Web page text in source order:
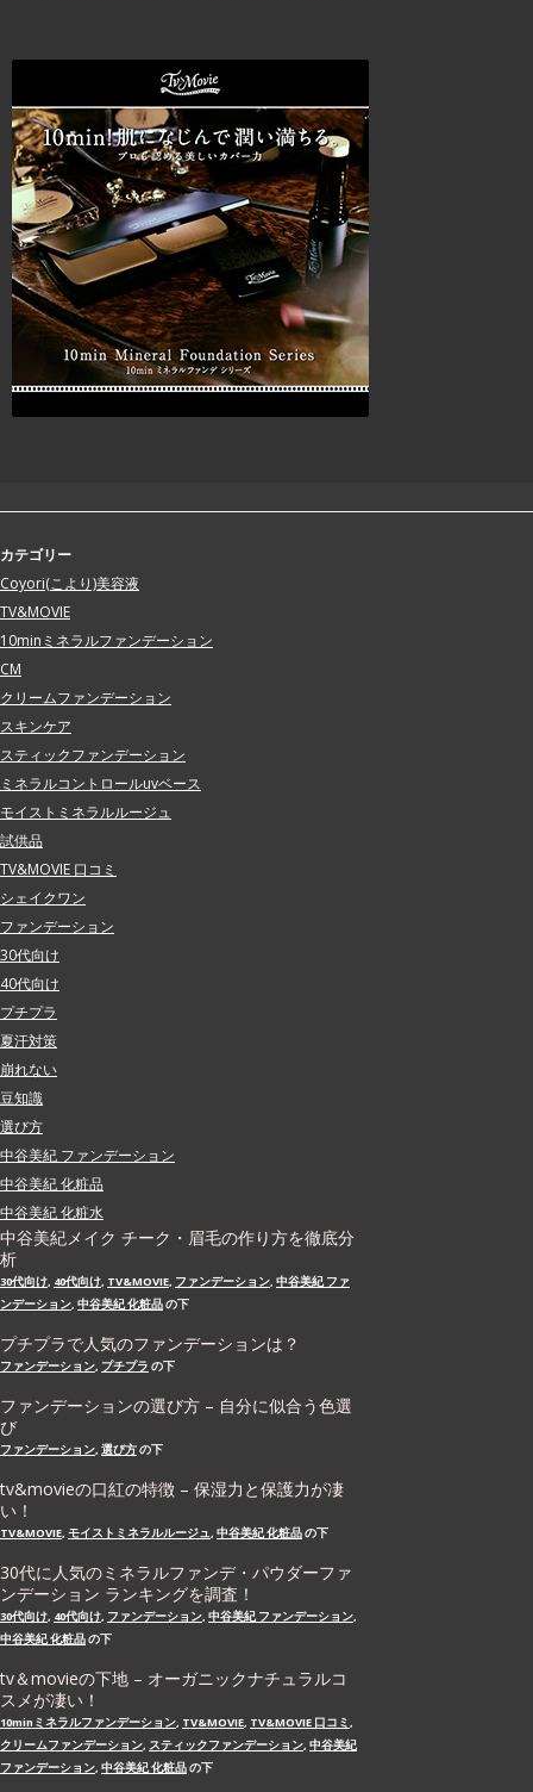
カテゴリー
Coyori(こより)美容液
TV&MOVIE
10minミネラルファンデーション
CM
クリームファンデーション
スキンケア
スティックファンデーション
ミネラルコントロールuvベース
モイストミネラルルージュ
試供品
TV&MOVIE 口コミ
シェイクワン
ファンデーション
30代向け
40代向け
プチプラ
夏汗対策
崩れない
豆知識
選び方
中谷美紀 ファンデーション
中谷美紀 化粧品
中谷美紀 化粧水
中谷美紀メイク チーク・眉毛の作り方を徹底分
析
30代向け, 40代向け, TV&MOVIE, ファンデーション, 中谷美紀 ファ
ンデーション, 中谷美紀 化粧品の下
プチプラで人気のファンデーションは？
ファンデーション, プチプラ の下
ファンデーションの選び方 – 自分に似合う色選
び
ファンデーション, 選び方の下
tv&movieの口紅の特徴 – 保湿力と保護力が凄
い！
TV&MOVIE, モイストミネラルルージュ , 中谷美紀 化粧品の下
30代に人気のミネラルファンデ・パウダーファ
ンデーション ランキングを調査！
30代向け, 40代向け, ファンデーション, 中谷美紀 ファンデーション,
中谷美紀 化粧品の下
tv＆movieの下地 – オーガニックナチュラルコ
スメが凄い！
10minミネラルファンデーション, TV&MOVIE, TV&MOVIE 口コミ ,
クリームファンデーション, スティックファンデーション, 中谷美紀
ファンデーション, 中谷美紀 化粧品の下